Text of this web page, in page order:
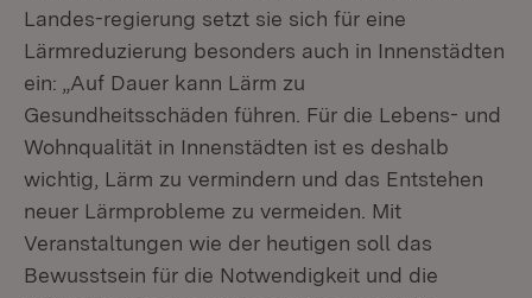
Landes-regierung setzt sie sich für eine
Lärmreduzierung besonders auch in Innenstädten
ein: „Auf Dauer kann Lärm zu
Gesundheitsschäden führen. Für die Lebens- und
Wohnqualität in Innenstädten ist es deshalb
wichtig, Lärm zu vermindern und das Entstehen
neuer Lärmprobleme zu vermeiden. Mit
Veranstaltungen wie der heutigen soll das
Bewusstsein für die Notwendigkeit und die